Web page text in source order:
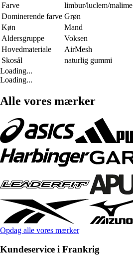
Farve
limbur/luclem/malime
Dominerende farve Grøn
Køn
Mand
Aldersgruppe
Voksen
Hovedmateriale
AirMesh
Skosål
naturlig gummi
Loading...
Loading...
Alle vores mærker
Opdag alle vores mærker
Kundeservice i Frankrig